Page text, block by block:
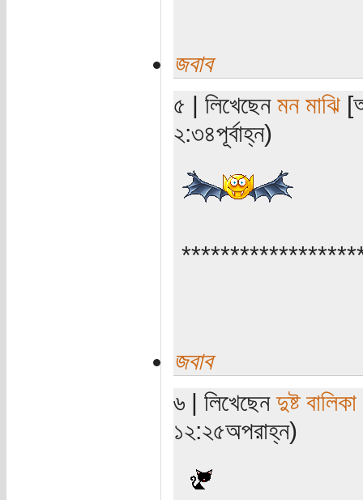
জবাব
৫ | লিখেছেন মন মাঝি
২:৩৪পূর্বাহ্ন)
জবাব
৬ | লিখেছেনদুষ্ট বালিকা
১২:২৫অপরাহ্ন)